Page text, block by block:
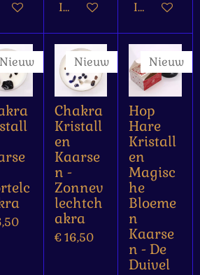
In winkelwagen
In
Nieuw Nieuw
Chakra
Kristall
en
Kaarse
n -
Zonnev
lechtch
akra
€ 16,50
Nieuw
Hop
Hare
Kristall
en
Magisc
he
Bloeme
n
Kaarse
n - De
Duivel